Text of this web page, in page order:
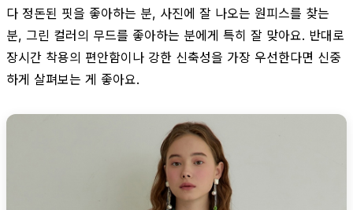
다 정돈된 핏을 좋아하는 분, 사진에 잘 나오는 원피스를 찾는
분, 그린 컬러의 무드를 좋아하는 분에게 특히 잘 맞아요. 반대로
장시간 착용의 편안함이나 강한 신축성을 가장 우선한다면 신중
하게 살펴보는 게 좋아요.